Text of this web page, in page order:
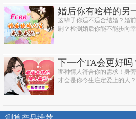
婚后你有啥样的另
这辈子你适不适合结婚？婚
剧？检测婚后你能不能步向
下一个TA会更好吗
哪种情人符合你的需求！身
才会是你今生注定爱上的人